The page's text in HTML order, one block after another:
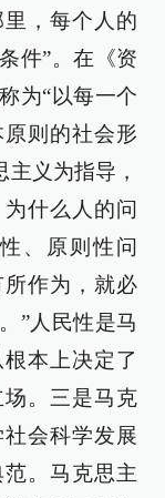
，每个人的
件”。在《资
为“以每一个
则的社会形
义为指导，
什么人的问
、原则性问
作为，就必
”人民性是马
本上决定了
。三是马克
会科学发展
。马克思主